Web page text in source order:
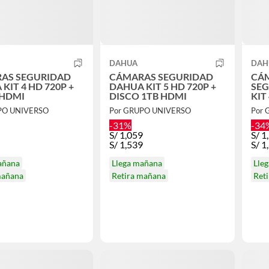
SEGURIDAD
KIT 4 HD 720P +
UNIVERSO
DAHUA
CÁMARAS SEGURIDAD
DAHUA KIT 5 HD 720P +
DISCO 1TB HDMI
Por GRUPO UNIVERSO
-31%
S/ 1,059
S/ 1,539
Llega mañana
Retira mañana
KIT
Por
-
S/
S/